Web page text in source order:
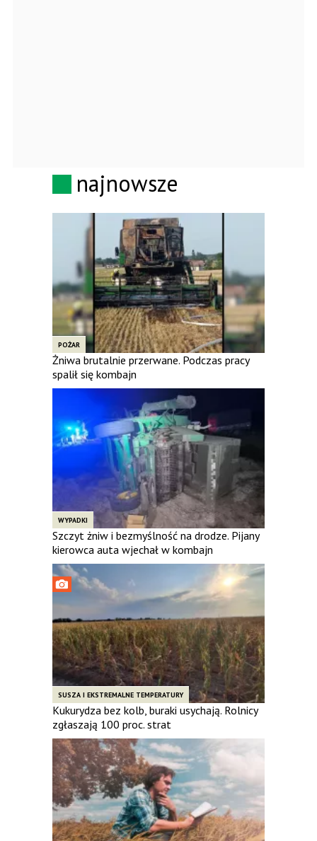
najnowsze
POŻAR
Żniwa brutalnie przerwane. Podczas pracy
spalił się kombajn
WYPADKI
Szczyt żniw i bezmyślność na drodze. Pijany
kierowca auta wjechał w kombajn
SUSZA I EKSTREMALNE TEMPERATURY
Kukurydza bez kolb, buraki usychają. Rolnicy
zgłaszają 100 proc. strat